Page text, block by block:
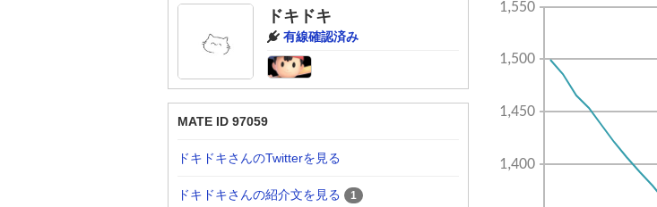
ドキドキ
有線確認済み
MATE ID 97059
ドキドキさんのTwitterを見る
ドキドキさんの紹介文を見る 1